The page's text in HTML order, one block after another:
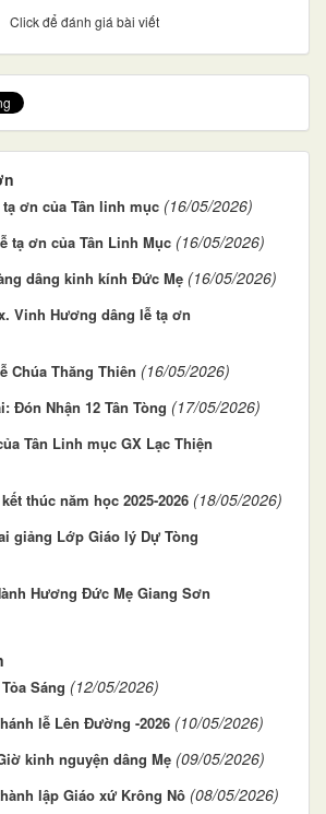
Click để đánh giá bài viết
tạ ơn của Tân linh mục (16/05/2026)
tạ ơn của Tân Linh Mục (16/05/2026)
dâng kinh kính Đức Mẹ (16/05/2026)
Vinh Hương dâng lễ tạ ơn
Chúa Thăng Thiên (16/05/2026)
Đón Nhận 12 Tân Tòng (17/05/2026)
Tân Linh mục GX Lạc Thiện
thúc năm học 2025-2026 (18/05/2026)
giảng Lớp Giáo lý Dự Tòng
Hương Đức Mẹ Giang Sơn
Sáng (12/05/2026)
lễ Lên Đường -2026 (10/05/2026)
kinh nguyện dâng Mẹ (09/05/2026)
lập Giáo xứ Krông Nô (08/05/2026)